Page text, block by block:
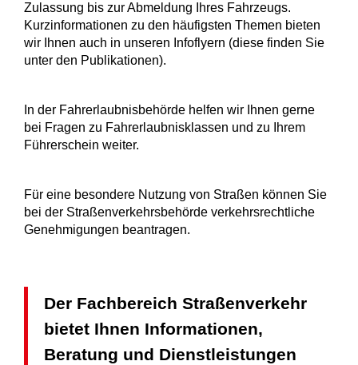
Zulassung bis zur Abmeldung Ihres Fahrzeugs.
Kurzinformationen zu den häufigsten Themen bieten
wir Ihnen auch in unseren Infoflyern (diese finden Sie
unter den Publikationen).
In der Fahrerlaubnisbehörde helfen wir Ihnen gerne
bei Fragen zu Fahrerlaubnisklassen und zu Ihrem
Führerschein weiter.
Für eine besondere Nutzung von Straßen können Sie
bei der Straßenverkehrsbehörde verkehrsrechtliche
Genehmigungen beantragen.
Der Fachbereich Straßenverkehr
bietet Ihnen Informationen,
Beratung und Dienstleistungen